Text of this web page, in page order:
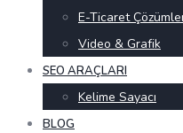
E-Ticaret
Video & Grafik
SEO ARAÇLARI
Kelime Sayacı
BLOG